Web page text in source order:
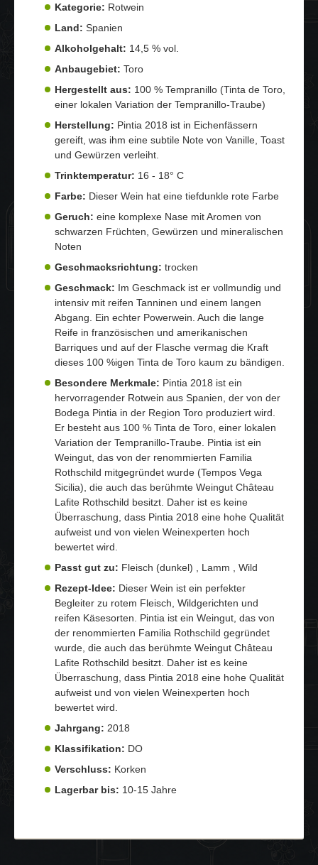
Kategorie: Rotwein
Land: Spanien
Alkoholgehalt: 14,5 % vol.
Anbaugebiet: Toro
Hergestellt aus: 100 % Tempranillo (Tinta de Toro,
einer lokalen Variation der Tempranillo-Traube)
Herstellung: Pintia 2018 ist in Eichenfässern
gereift, was ihm eine subtile Note von Vanille, Toast
und Gewürzen verleiht.
Trinktemperatur: 16 - 18° C
Farbe: Dieser Wein hat eine tiefdunkle rote Farbe
Geruch: eine komplexe Nase mit Aromen von
schwarzen Früchten, Gewürzen und mineralischen
Noten
Geschmacksrichtung: trocken
Geschmack: Im Geschmack ist er vollmundig und
intensiv mit reifen Tanninen und einem langen
Abgang. Ein echter Powerwein. Auch die lange
Reife in französischen und amerikanischen
Barriques und auf der Flasche vermag die Kraft
dieses 100 %igen Tinta de Toro kaum zu bändigen.
Besondere Merkmale: Pintia 2018 ist ein
hervorragender Rotwein aus Spanien, der von der
Bodega Pintia in der Region Toro produziert wird.
Er besteht aus 100 % Tinta de Toro, einer lokalen
Variation der Tempranillo-Traube. Pintia ist ein
Weingut, das von der renommierten Familia
Rothschild mitgegründet wurde (Tempos Vega
Sicilia), die auch das berühmte Weingut Château
Lafite Rothschild besitzt. Daher ist es keine
Überraschung, dass Pintia 2018 eine hohe Qualität
aufweist und von vielen Weinexperten hoch
bewertet wird.
Passt gut zu: Fleisch (dunkel) , Lamm , Wild
Rezept-Idee: Dieser Wein ist ein perfekter
Begleiter zu rotem Fleisch, Wildgerichten und
reifen Käsesorten. Pintia ist ein Weingut, das von
der renommierten Familia Rothschild gegründet
wurde, die auch das berühmte Weingut Château
Lafite Rothschild besitzt. Daher ist es keine
Überraschung, dass Pintia 2018 eine hohe Qualität
aufweist und von vielen Weinexperten hoch
bewertet wird.
Jahrgang: 2018
Klassifikation: DO
Verschluss: Korken
Lagerbar bis: 10-15 Jahre